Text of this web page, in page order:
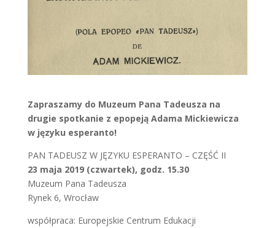
Zapraszamy do Muzeum Pana Tadeusza na
drugie spotkanie z epopeją Adama Mickiewicza
w języku esperanto!
PAN TADEUSZ W JĘZYKU ESPERANTO – CZĘŚĆ II
23 maja 2019 (czwartek), godz. 15.30
Muzeum Pana Tadeusza
Rynek 6, Wrocław
współpraca: Europejskie Centrum Edukacji